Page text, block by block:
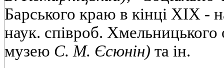
Барського краю в кінці XIX -
наук. співроб. Хмельницького
музею С. М. Єсюнін) та ін.